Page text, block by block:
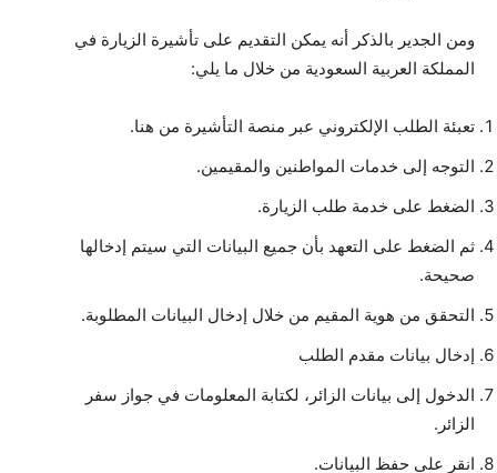
ومن الجدير بالذكر أنه يمكن التقديم على تأشيرة الزيارة في
المملكة العربية السعودية من خلال ما يلي:
تعبئة الطلب الإلكتروني عبر منصة التأشيرة من هنا.
التوجه إلى خدمات المواطنين والمقيمين.
الضغط على خدمة طلب الزيارة.
ثم الضغط على التعهد بأن جميع البيانات التي سيتم إدخالها
صحيحة.
التحقق من هوية المقيم من خلال إدخال البيانات المطلوبة.
إدخال بيانات مقدم الطلب
الدخول إلى بيانات الزائر، لكتابة المعلومات في جواز سفر
الزائر.
انقر على حفظ البيانات.